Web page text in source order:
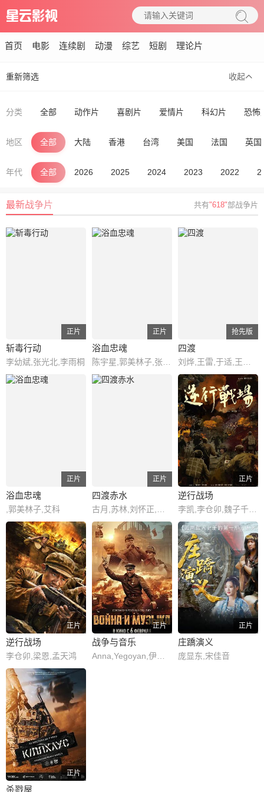
首页 电影 连续剧 动漫 综艺 短剧 理论片
重新筛选 收起
分类 全部 动作片 喜剧片 爱情片 科幻片 恐怖
地区 全部 大陆 香港 台湾 美国 法国 英国
年代 全部 2026 2025 2024 2023 2022
最新战争片 共有"618"部战争片
正片
斩毒行动
李幼斌,张光北,李雨桐
正片
浴血忠魂
陈宇星,郭美林子,张博,李博,邓凯匀,葛佳佳
抢先版
四渡
刘烨,王雷,于适,王志飞,王耀庆
正片
浴血忠魂
,郭美林子,艾科
正片
四渡赤水
正片
逆行战场
李凯,李仓卯,魏子千,张洪睿,江水,梁恩,郭巳明
正片
逆行战场
李仓卯,梁恩,孟天鸿
正片
战争与音乐
Anna,Yegoyan,伊丽莎维塔·莫里亚克
正片
庄蹻演义
庞显东,宋佳音
正片
杀戮屋